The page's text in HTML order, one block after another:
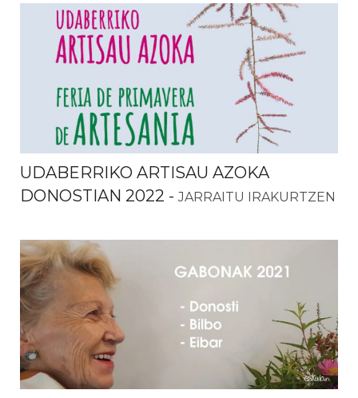
UDABERRIKO ARTISAU AZOKA
DONOSTIAN 2022 -JARRAITU IRAKURTZEN